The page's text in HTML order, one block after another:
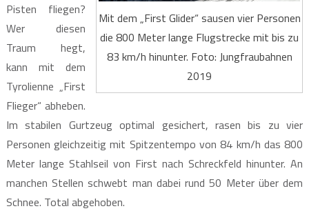
Mit dem „First Glider“ sausen vier Personen
die 800 Meter lange Flugstrecke mit bis zu
83 km/h hinunter. Foto: Jungfraubahnen
2019
Pisten fliegen?
Wer diesen
Traum hegt,
kann mit dem
Tyrolienne „First
Flieger“ abheben.
Im stabilen Gurtzeug optimal gesichert, rasen bis zu vier
Personen gleichzeitig mit Spitzentempo von 84 km/h das 800
Meter lange Stahlseil von First nach Schreckfeld hinunter. An
manchen Stellen schwebt man dabei rund 50 Meter über dem
Schnee. Total abgehoben.